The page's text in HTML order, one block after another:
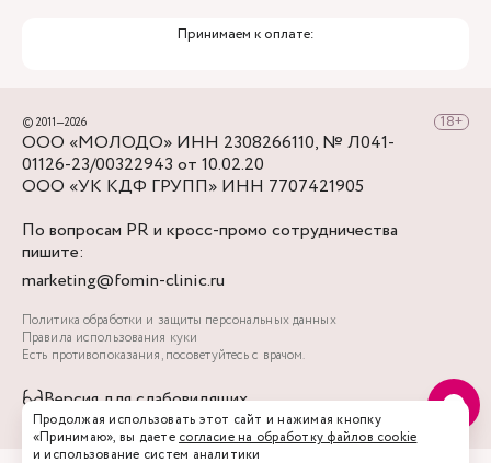
Принимаем к оплате:
© 2011—2026
ООО «МОЛОДО» ИНН 2308266110, № Л041-
01126-23/00322943 от 10.02.20
ООО «УК КДФ ГРУПП» ИНН 7707421905
По вопросам PR и кросс-промо сотрудничества
пишите:
marketing@fomin-clinic.ru
Политика обработки и защиты персональных данных
Правила использования куки
Есть противопоказания, посоветуйтесь с врачом.
Версия для слабовидящих
Продолжая использовать этот сайт и нажимая кнопку
«Принимаю», вы даете согласие на обработку файлов cookie
и использование систем аналитики